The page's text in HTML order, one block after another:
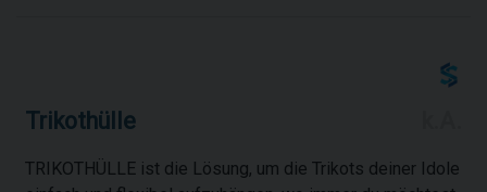
Trikothülle
TRIKOTHÜLLE ist die Lösung, um die Trikots deiner Idole